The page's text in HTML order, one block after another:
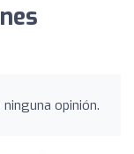
opinión.